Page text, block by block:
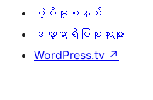
ပံ့ပိုးမှုစနစ်
ဒဏ္ဍာရီပြုစုသူများ
WordPress.tv ↗